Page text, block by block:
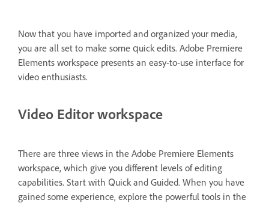
Now that you have imported and organized your media,
you are all set to make some quick edits. Adobe Premiere
Elements workspace presents an easy-to-use interface for
video enthusiasts.
Video Editor workspace
There are three views in the Adobe Premiere Elements
workspace, which give you different levels of editing
capabilities. Start with Quick and Guided. When you have
gained some experience, explore the powerful tools in the